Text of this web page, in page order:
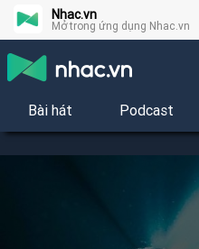
Nhac.vn
Mở trong ứng dụng Nhac.vn
Bài hát Podcast